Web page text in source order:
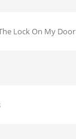
Lock On My Door